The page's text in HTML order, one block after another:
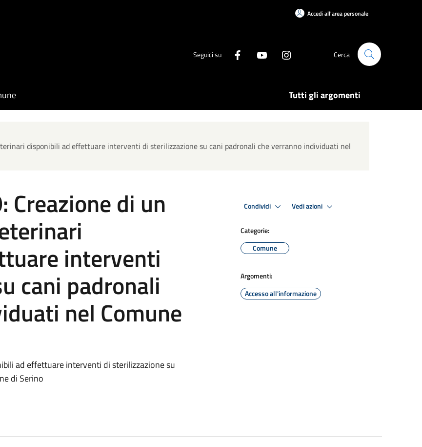
Accedi all'area personale
Seguici su Cerca
Tutti gli argomenti
disponibili ad effettuare interventi di sterilizzazione su cani padronali che verranno individuati nel
Creazione di un
interventi
cani padronali
nel Comune
ad effettuare interventi di sterilizzazione su
di Serino
Condividi Vedi azioni
Categorie:
Comune
Argomenti:
Accesso all'informazione